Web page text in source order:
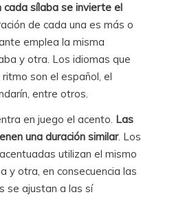
cada sílaba se invierte el
de cada una es más o
emplea la misma
y otra. Los idiomas que
son el español, el
entre otros.
en juego el acento. Las
una duración similar. Los
utilizan el mismo
y otra, en consecuencia las
se ajustan a las sí